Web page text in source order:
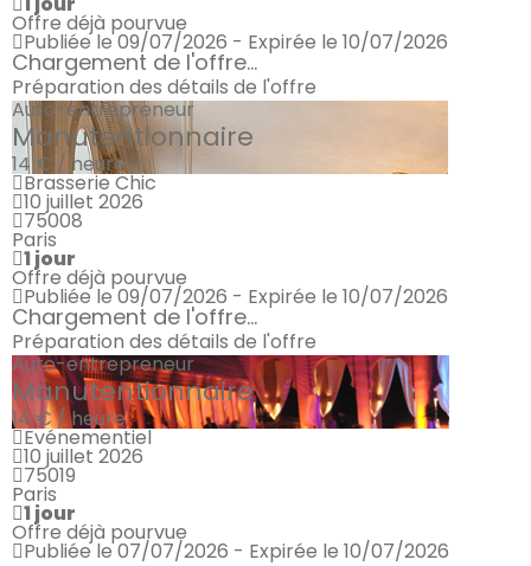
Offre déjà pourvue
Publiée le 09/07/2026 - Expirée le 10/07/2026
Chargement de l'offre...
Préparation des détails de l'offre
Auto-entrepreneur
Manutentionnaire
14 € / heure
Brasserie Chic
10 juillet 2026
75008
Paris
1 jour
Offre déjà pourvue
Publiée le 09/07/2026 - Expirée le 10/07/2026
Chargement de l'offre...
Préparation des détails de l'offre
Auto-entrepreneur
Manutentionnaire
14 € / heure
Evénementiel
10 juillet 2026
75019
Paris
1 jour
Offre déjà pourvue
Publiée le 07/07/2026 - Expirée le 10/07/2026